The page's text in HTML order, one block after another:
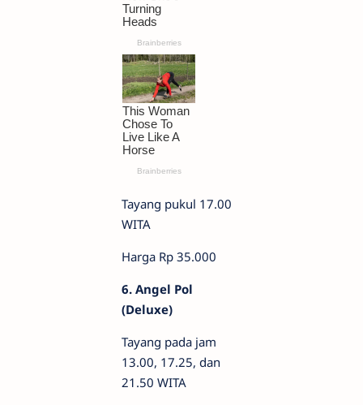
Tayang pukul 17.00
WITA
Harga Rp 35.000
6. Angel Pol
(Deluxe)
Tayang pada jam
13.00, 17.25, dan
21.50 WITA